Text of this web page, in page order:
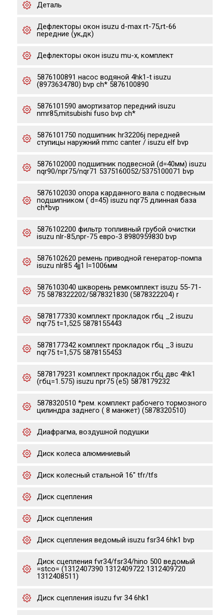
Деталь
Дефлекторы окон isuzu d-max rt-75,rt-66
передние (ук,дк)
Дефлекторы окон isuzu mu-x, комплект
5876100891 насос водяной 4hk1-t isuzu
(8973634780) bvp ch* 5876100890
5876101590 амортизатор передний isuzu
nmr85,mitsubishi fuso bvp ch*
5876101750 подшипник hr32206j передней
ступицы наружний mmc canter / isuzu elf bvp
5876102000 подшипник подвесной (d=40мм) isuzu
nqr90/npr75/nqr71 5375160052/5375100071 bvp
5876102030 опора карданного вала с подвесным
подшипником ( d=45) isuzu nqr75 длинная база
ch*bvp
5876102200 фильтр топливный грубой очистки
isuzu nlr-85,npr-75 евро-3 8980959830 bvp
5876102620 ремень приводной генератор-помпа
isuzu nlr85 4jj1 l=1006мм
5876103040 шкворень ремкомплект isuzu 55-71-
75 5878322202/5878321830 (5878322204) r
5878177330 комплект прокладок гбц _2 isuzu
nqr75 t=1,525 5878155443
5878177342 комплект прокладок гбц _3 isuzu
nqr75 t=1,575 5878155453
5878179231 комплект прокладок гбц двс 4hk1
(гбц=1.575) isuzu npr75 (e5) 5878179232
5878320510 *рем. комплект рабочего тормозного
цилиндра заднего ( 8 манжет) (5878320510)
Диафрагма, воздушной подушки
Диск колеса алюминиевый
Диск колесный стальной 16" tfr/tfs
Диск сцепления
Диск сцепления
Диск сцепления ведомый isuzu fsr34 6hk1 bvp
Диск сцепления fvr34/fsr34/hino 500 ведомый
=stco= (1312407390 1312409722 1312409720
1312408511)
Диск сцепления isuzu fvr 34 6hk1